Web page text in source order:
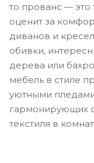
то прованс — это
оценит за
диванов и
обивки,
дерева или
мебель в стиле
уютными
гармонирующих
текстиля в